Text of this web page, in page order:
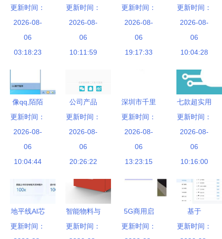
用“闪连”实
现零流量高
速数据迁
移，保障手
息安全
更新时间：
2026-08-
06
03:18:23
路 软件开
发人员如何
成功转型为
旅游产品经
更新时间：
2026-08-
06
10:11:59
单解析 从
缘起要点详
解到生产管
理推动指南
更新时间：
2026-08-
06
19:17:33
概成本需要
多少？这里
告诉你6点
更新时间：
2026-08-
06
10:04:28
像qq,陌陌
这种im软
件,即时通
讯都用到了
什么技术
openfire这
种开源产品
进行二次开
更新时间：
2026-08-
06
10:04:44
公司产品
阐述商城
app软件开
发功能 会
员中心
更新时间：
2026-08-
06
20:26:22
深圳市千里
马软件开发
以专业与创
新驱动企业
数字化转型
更新时间：
2026-08-
06
13:23:15
七款超实用
的办公文档
加密软件推
荐，为您的
数据安全保
更新时间：
2026-08-
06
10:16:00
地平线AI芯
片技术专场
更新时间：
智能物料与
工具发放管
更新时间：
5G商用启
航，软件开
更新时间：
基于
SpringBoot、
更新时间：